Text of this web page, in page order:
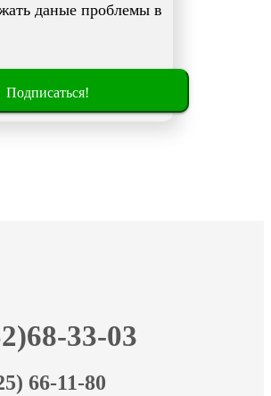
даные проблемы в
Подписаться!
33-03
66-11-80